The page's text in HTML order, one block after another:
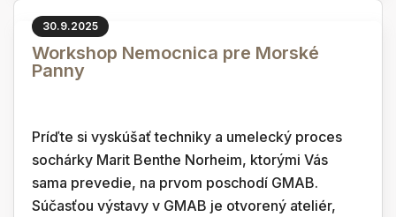
30.9.2025
Workshop Nemocnica pre Morské
Panny
Príďte si vyskúšať techniky a umelecký proces
sochárky Marit Benthe Norheim, ktorými Vás
sama prevedie, na prvom poschodí GMAB.
Súčasťou výstavy v GMAB je otvorený ateliér,